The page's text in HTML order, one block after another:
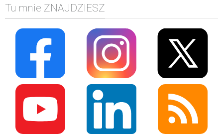
TESTOWANIE
SIECI
WYDARZENIA
BIZNES
PO GODZINACH
KONTAKT
Tu mnie ZNAJDZIESZ